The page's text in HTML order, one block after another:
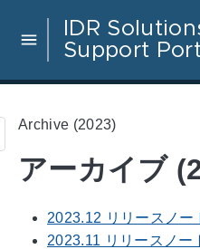
IDR
Support
Archive (2023)
アーカイブ
2023.12 リリースノー
2023.11 リリースノー